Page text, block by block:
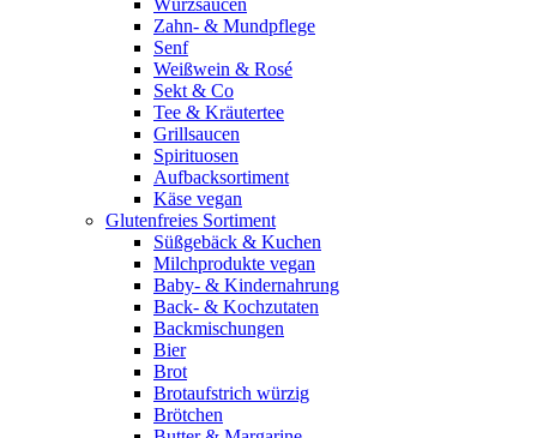
Würzsaucen
Zahn- & Mundpflege
Senf
Weißwein & Rosé
Sekt & Co
Tee & Kräutertee
Grillsaucen
Spirituosen
Aufbacksortiment
Käse vegan
Glutenfreies Sortiment
Süßgebäck & Kuchen
Milchprodukte vegan
Baby- & Kindernahrung
Back- & Kochzutaten
Backmischungen
Bier
Brot
Brotaufstrich würzig
Brötchen